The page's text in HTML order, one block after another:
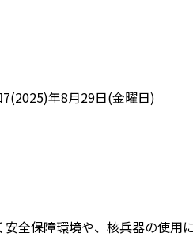
年8月29日(金曜日)
全保障環境や、核兵器の使